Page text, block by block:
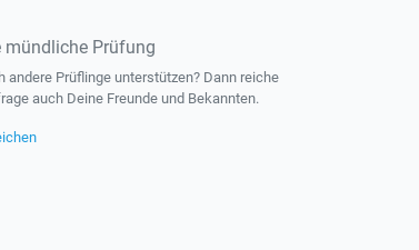
Prüfung
Prüflinge unterstützen? Dann reiche
auch Deine Freunde und Bekannten.